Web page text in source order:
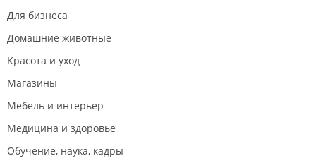
Для бизнеса
Домашние животные
Красота и уход
Магазины
Мебель и интерьер
Медицина и здоровье
Обучение, наука, кадры